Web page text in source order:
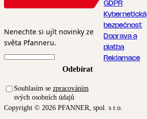
Nenechte si ujít novinky ze
světa Pfanneru.
Odebírat
Souhlasím se zpracováním
svých osobních údajů
GDPR
Kybernetická
bezpečnost
Doprava a
platba
Reklamace
Copyright © 2026 PFANNER, spol. s r.o.